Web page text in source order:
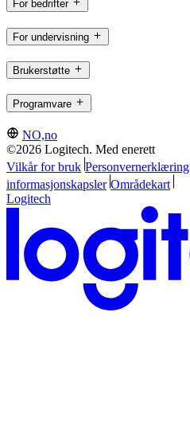
For bedrifter
For undervisning
Brukerstøtte
Programvare
NO,no
©2026 Logitech. Med enerett
Vilkår for bruk Personvernerklæring
informasjonskapsler Områdekart
Logitech